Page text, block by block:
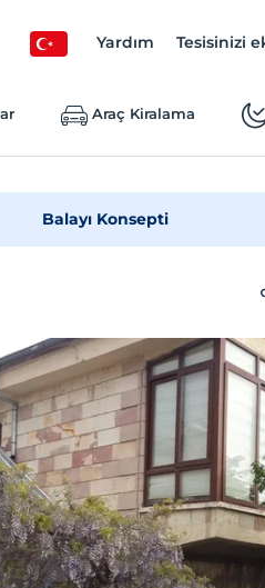
Yardım Tesisinizi
Araç Kiralama
Balayı Konsepti